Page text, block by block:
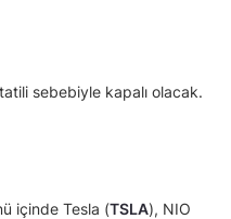
tatili sebebiyle kapalı olacak.
içinde Tesla (TSLA), NIO